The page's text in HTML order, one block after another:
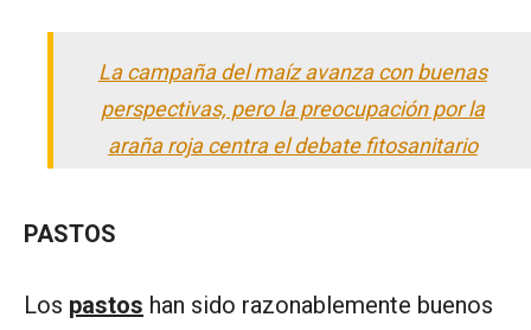
La campaña del maíz avanza con buenas
perspectivas, pero la preocupación por la
araña roja centra el debate fitosanitario
PASTOS
Los pastos han sido razonablemente buenos